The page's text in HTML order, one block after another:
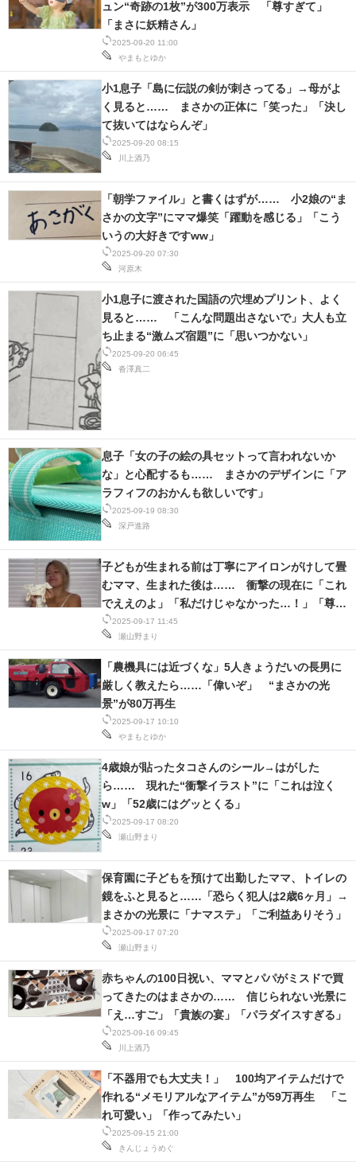
2025-09-20 11:00
やまもとゆか
ュン“奇跡の1枚”が300万表示 「尊すぎて」
「まさに妖精さん」
2025-09-20 08:15
川上酒乃
小1息子「島に伝説の剣が刺さってる」→母がよ
く見ると…… まさかの正体に「笑った」「決し
て抜いてはならんぞ」
2025-09-20 07:30
河原木
「朝学ファイル」と書くはずが…… 小2娘の“ま
さかの文字”にママ爆笑「躍動を感じる」「こう
いうの大好きですww」
2025-09-20 06:45
沓澤真二
小1息子に渡された国語の穴埋めプリント、よく
見ると…… 「こんな問題出さないで」大人も立
ち止まる“激ムズ宿題”に「思いつかない」
2025-09-19 08:30
深戸進路
息子「女の子の絵の具セットって言われないか
な」と心配するも…… まさかのデザインに「ア
ラフィフのおかんも欲しいです」
2025-09-17 11:45
瀬山野まり
子どもが生まれる前は丁寧にアイロンがけして畳
むママ、生まれた後は…… 衝撃の現在に「これ
でええのよ」「私だけじゃなかった…！」「尊敬
しかないわ」
2025-09-17 10:10
やまもとゆか
「農機具には近づくな」5人きょうだいの長男に
厳しく教えたら……「偉いぞ」 “まさかの光
景”が80万再生
2025-09-17 08:20
瀬山野まり
4歳娘が貼ったタコさんのシール→はがした
ら…… 現れた“衝撃イラスト”に「これは泣く
w」「52歳にはグッとくる」
2025-09-17 07:20
瀬山野まり
保育園に子どもを預けて出勤したママ、トイレの
鏡をふと見ると……「恐らく犯人は2歳6ヶ月」→
まさかの光景に「ナマステ」「ご利益ありそう」
2025-09-16 09:45
川上酒乃
赤ちゃんの100日祝い、ママとパパがミスドで買
ってきたのはまさかの…… 信じられない光景に
「え…すご」「貴族の宴」「パラダイスすぎる」
2025-09-15 21:00
きんじょうめぐ
「不器用でも大丈夫！」 100均アイテムだけで
作れる“メモリアルなアイテム”が59万再生 「こ
れ可愛い」「作ってみたい」